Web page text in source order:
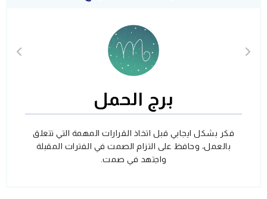
برج الحمل
فكر بشكل ايجابي قبل اتخاذ القرارات المهمة التي تتعلق
بالعمل، وحافظ على التزام الصمت في الفترات المقبلة
واجتهد في صمت.